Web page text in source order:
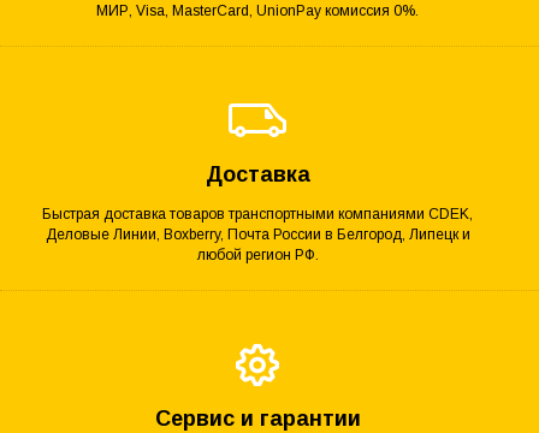
МИР, Visa, MasterCard, UnionPay комиссия 0%.
Доставка
Быстрая доставка товаров транспортными компаниями CDEK,
Деловые Линии, Boxberry, Почта России в Белгород, Липецк и
любой регион РФ.
Сервис и гарантии